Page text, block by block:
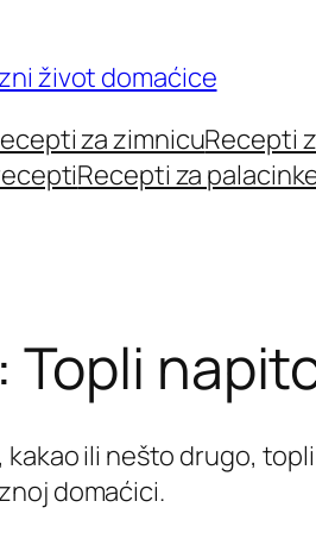
život domaćice
za zimnicuRecepti
Recepti za
Topli
kakao ili nešto drugo,
domaćici.